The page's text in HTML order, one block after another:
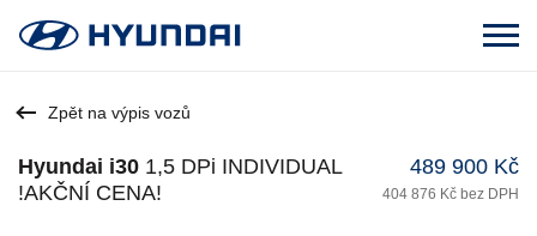
Zpět na výpis vozů
Hyundai i30 1,5 DPi INDIVIDUAL
!AKČNÍ CENA!
489 900 Kč
404 876 Kč bez DPH